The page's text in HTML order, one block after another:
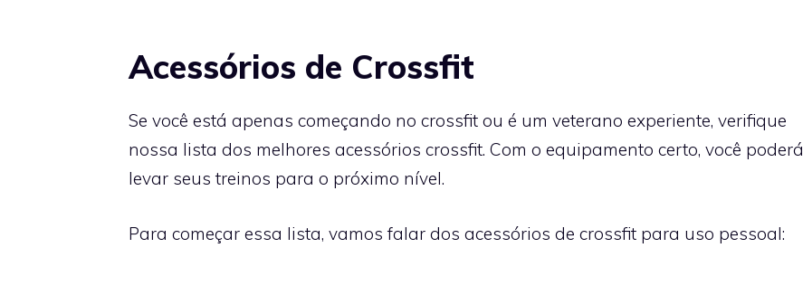
Acessórios de Crossfit
Se você está apenas começando no crossfit ou é um veterano experiente, verifique
nossa lista dos melhores acessórios crossfit. Com o equipamento certo, você poderá
levar seus treinos para o próximo nível.
Para começar essa lista, vamos falar dos acessórios de crossfit para uso pessoal: